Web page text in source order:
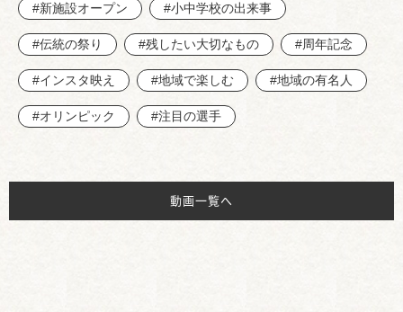
#新施設オープン #小中学校の出来事
#伝統の祭り #残したい大切なもの #周年記念
#インスタ映え #地域で楽しむ #地域の有名人
#オリンピック #注目の選手
動画一覧へ